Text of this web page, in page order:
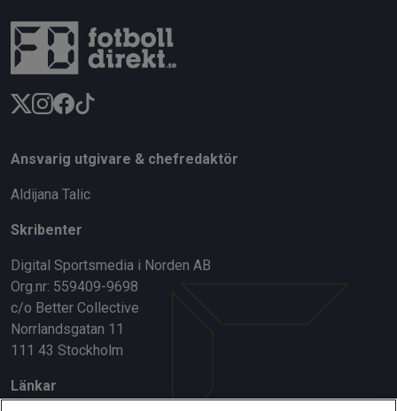
Ansvarig utgivare & chefredaktör
Aldijana Talic
Skribenter
Digital Sportsmedia i Norden AB
Org.nr: 559409-9698
c/o Better Collective
Norrlandsgatan 11
111 43 Stockholm
Länkar